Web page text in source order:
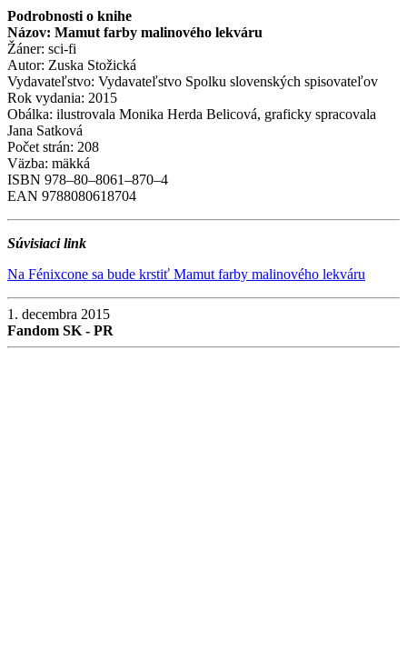
Podrobnosti o knihe
Názov: Mamut farby malinového lekváru
Žáner: sci-fi
Autor: Zuska Stožická
Vydavateľstvo: Vydavateľstvo Spolku slovenských spisovateľov
Rok vydania: 2015
Obálka: ilustrovala Monika Herda Belicová, graficky spracovala
Jana Satková
Počet strán: 208
Väzba: mäkká
ISBN 978–80–8061–870–4
EAN 9788080618704
Súvisiaci link
Na Fénixcone sa bude krstiť Mamut farby malinového lekváru
1. decembra 2015
Fandom SK - PR